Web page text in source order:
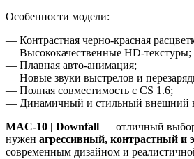
Особенности модели:
— Контрастная черно-красная
— Высококачественные HD-текстуры;
— Плавная авто-анимация;
— Новые звуки выстрелов и
— Полная совместимость с CS 1.6;
— Динамичный и стильный внешний
MAC-10 | Downfall — отличный
нужен агрессивный, контрастный и
современным дизайном и